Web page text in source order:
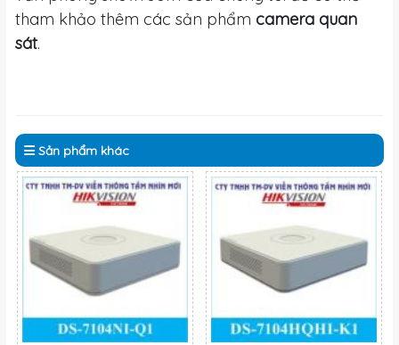
tham khảo thêm các sản phẩm camera quan
sát.
Sản phẩm khác